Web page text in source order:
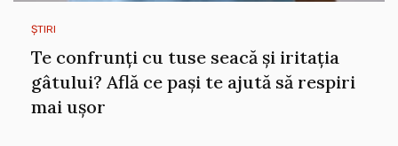
ȘTIRI
Te confrunți cu tuse seacă și iritația
gâtului? Află ce pași te ajută să respiri
mai ușor